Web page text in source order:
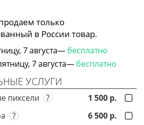
только
в России товар.
7 августа— бесплатно
7 августа— бесплатно
УСЛУГИ
пиксели ?
1 500 р.
?
6 500 р.